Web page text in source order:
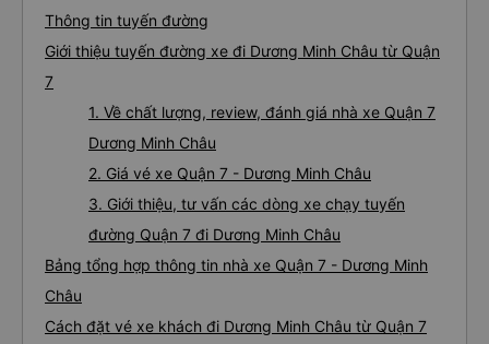
Thông tin tuyến đường
Giới thiệu tuyến đường xe đi Dương Minh Châu từ Quận
7
1. Về chất lượng, review, đánh giá nhà xe Quận 7
Dương Minh Châu
2. Giá vé xe Quận 7 - Dương Minh Châu
3. Giới thiệu, tư vấn các dòng xe chạy tuyến
đường Quận 7 đi Dương Minh Châu
Bảng tổng hợp thông tin nhà xe Quận 7 - Dương Minh
Châu
Cách đặt vé xe khách đi Dương Minh Châu từ Quận 7